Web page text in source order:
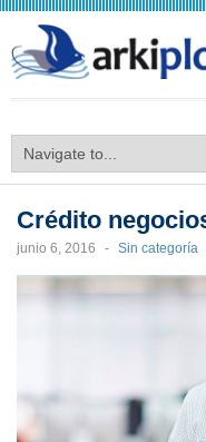
Crédito
junio 6, 2016 - Sin categoría